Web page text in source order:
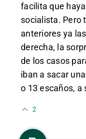
facilita que
socialista. Pero
anteriores ya
derecha, la
de los casos
iban a sacar
o 13 escaños, a
2